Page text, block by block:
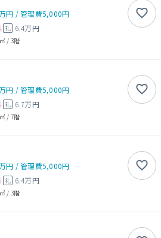
円 /管理費5,000円
礼 6.4万円
/ 3階
円 /管理費5,000円
礼 6.7万円
/ 7階
円 /管理費5,000円
礼 6.4万円
/ 3階